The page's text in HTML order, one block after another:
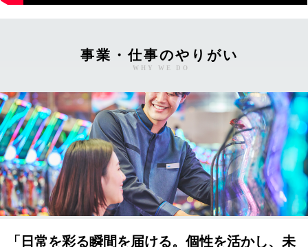
事業・仕事のやりがい
WHY WE DO
「日常を彩る瞬間を届ける。個性を活かし、未